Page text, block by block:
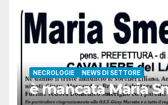
NECROLOGIE NEWS DI SETTORE
è mancata Maria